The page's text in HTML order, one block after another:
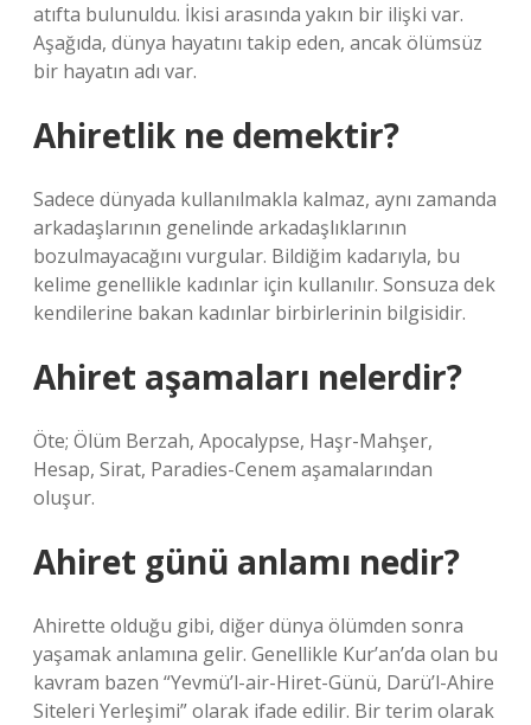
atıfta bulunuldu. İkisi arasında yakın bir ilişki var.
Aşağıda, dünya hayatını takip eden, ancak ölümsüz
bir hayatın adı var.
Ahiretlik ne demektir?
Sadece dünyada kullanılmakla kalmaz, aynı zamanda
arkadaşlarının genelinde arkadaşlıklarının
bozulmayacağını vurgular. Bildiğim kadarıyla, bu
kelime genellikle kadınlar için kullanılır. Sonsuza dek
kendilerine bakan kadınlar birbirlerinin bilgisidir.
Ahiret aşamaları nelerdir?
Öte; Ölüm Berzah, Apocalypse, Haşr-Mahşer,
Hesap, Sirat, Paradies-Cenem aşamalarından
oluşur.
Ahiret günü anlamı nedir?
Ahirette olduğu gibi, diğer dünya ölümden sonra
yaşamak anlamına gelir. Genellikle Kur’an’da olan bu
kavram bazen “Yevmü’l-air-Hiret-Günü, Darü’l-Ahire
Siteleri Yerleşimi” olarak ifade edilir. Bir terim olarak